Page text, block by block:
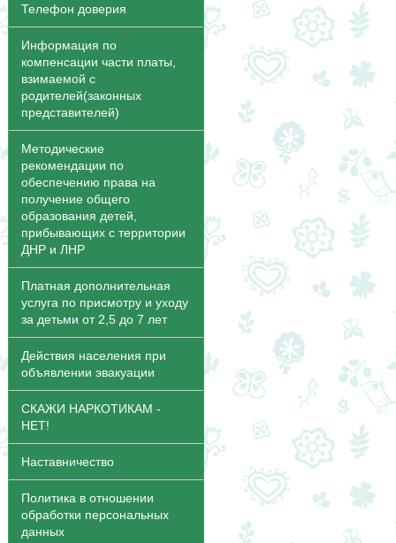
Телефон доверия
Информация по
компенсации части платы,
взимаемой с
родителей(законных
представителей)
Методические
рекомендации по
обеспечению права на
получение общего
образования детей,
прибывающих с территории
ДНР и ЛНР
Платная дополнительная
услуга по присмотру и уходу
за детьми от 2,5 до 7 лет
Действия населения при
объявлении эвакуации
СКАЖИ НАРКОТИКАМ -
НЕТ!
Наставничество
Политика в отношении
обработки персональных
данных